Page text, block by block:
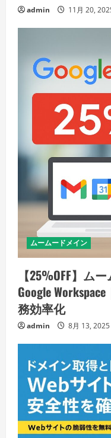
admin 11月 20,
ムームードメイン
【25%OFF】ム
Google
務効率化
admin 8月 13, 2025